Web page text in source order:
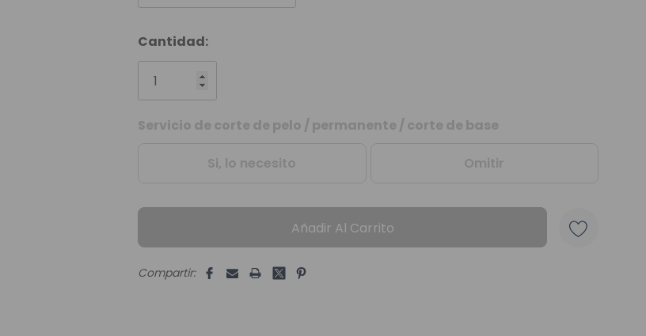
Cantidad:
Unidades
Servicio de corte de pelo / permanente / corte de base
Si, lo necesito Omitir
Añadir Al Carrito
Compartir: